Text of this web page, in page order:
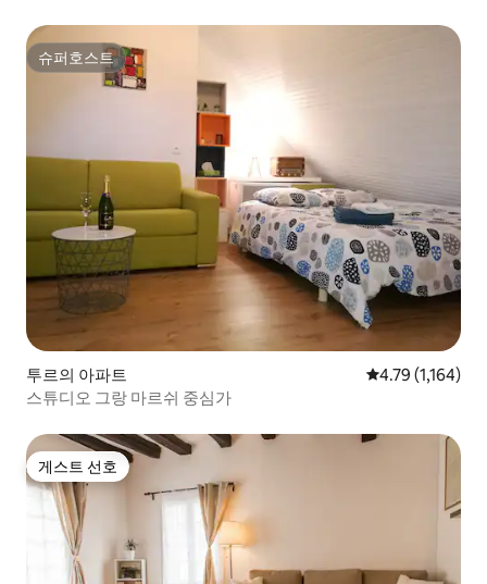
슈퍼호스트
슈퍼호스트
투르의 아파트 평점 4.79점(5점
4.79 (1,164)
스튜디오 그랑 마르쉬 중심가
게스트 선호
게스트 선호